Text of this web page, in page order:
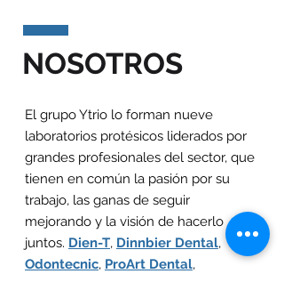
NOSOTROS
El grupo Ytrio lo forman nueve
laboratorios protésicos liderados por
grandes profesionales del sector, que
tienen en común la pasión por su
trabajo, las ganas de seguir
mejorando y la visión de hacerlo
juntos. Dien-T, Dinnbier Dental,
Odontecnic, ProArt Dental,